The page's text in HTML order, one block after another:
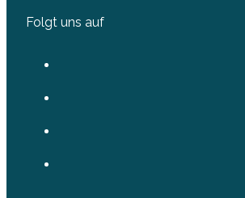
Folgt uns auf